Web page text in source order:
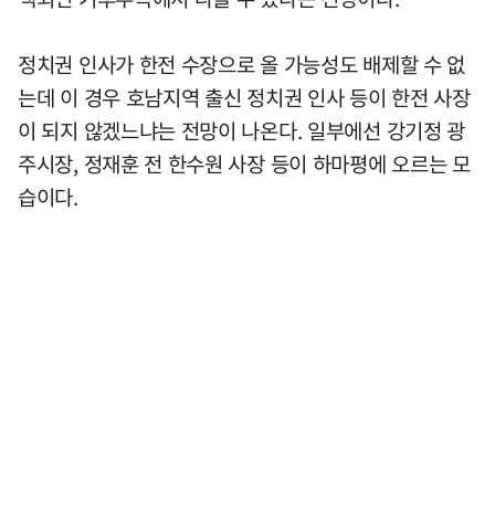
정치권 인사가 한전 수장으로 올 가능성도 배제할 수 없
는데 이 경우 호남지역 출신 정치권 인사 등이 한전 사장
이 되지 않겠느냐는 전망이 나온다. 일부에선 강기정 광
주시장, 정재훈 전 한수원 사장 등이 하마평에 오르는 모
습이다.